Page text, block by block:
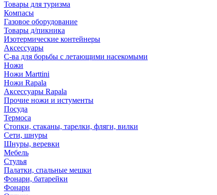
Товары для туризма
Компасы
Газовое оборудование
Товары д/пикника
Изотермические контейнеры
Аксессуары
С-ва для борьбы с летающими насекомыми
Ножи
Ножи Marttini
Ножи Rapala
Аксессуары Rapala
Прочие ножи и истументы
Посуда
Термоса
Стопки, стаканы, тарелки, фляги, вилки
Сети, шнуры
Шнуры, веревки
Мебель
Стулья
Палатки, спальные мешки
Фонари, батарейки
Фонари